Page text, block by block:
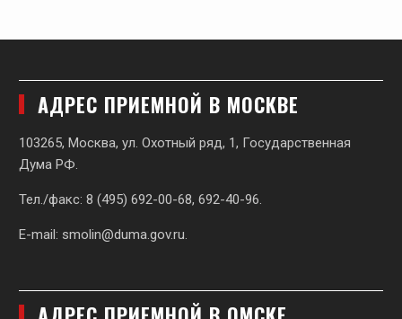
АДРЕС ПРИЕМНОЙ В МОСКВЕ
103265, Москва, ул. Охотный ряд, 1, Государственная
Дума РФ.
Тел./факс: 8 (495) 692-00-68, 692-40-96.
E-mail: smolin@duma.gov.ru